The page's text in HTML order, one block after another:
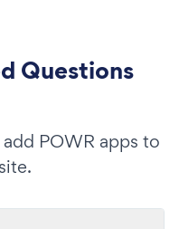
Questions
POWR apps to